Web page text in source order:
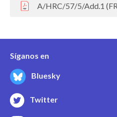
A/HRC/57/5/Add.1
Síganos en
Bluesky
Twitter